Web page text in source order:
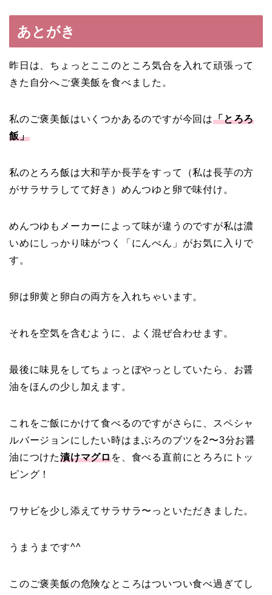
あとがき
昨日は、ちょっとここのところ気合を入れて頑張って
きた自分へご褒美飯を食べました。
私のご褒美飯はいくつかあるのですが今回は「とろろ
飯」
私のとろろ飯は大和芋か長芋をすって（私は長芋の方
がサラサラしてて好き）めんつゆと卵で味付け。
めんつゆもメーカーによって味が違うのですが私は濃
いめにしっかり味がつく「にんべん」がお気に入りで
す。
卵は卵黄と卵白の両方を入れちゃいます。
それを空気を含むように、よく混ぜ合わせます。
最後に味見をしてちょっとぼやっとしていたら、お醤
油をほんの少し加えます。
これをご飯にかけて食べるのですがさらに、スペシャ
ルバージョンにしたい時はまぶろのブツを2〜3分お醤
油につけた漬けマグロを、食べる直前にとろろにトッ
ピング！
ワサビを少し添えてサラサラ〜っといただきました。
うまうまです^^
このご褒美飯の危険なところはついつい食べ過ぎてし